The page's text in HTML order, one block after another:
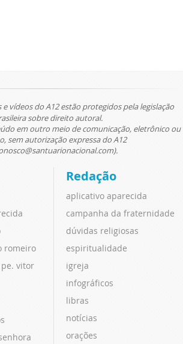
vídeos do A12 estão protegidos pela legislação
sobre direito autoral.
em outro meio de comunicação, eletrônico ou
sem autorização expressa do A12
romeiro
vitor
Redação
aplicativo aparecida
campanha da fraternidade
dúvidas religiosas
espiritualidade
igreja
infográficos
libras
notícias
orações